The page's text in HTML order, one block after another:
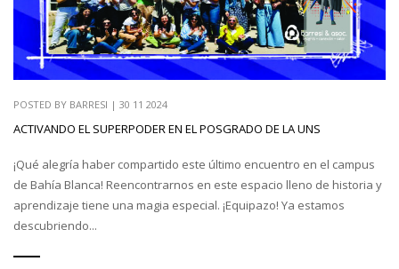
POSTED BY BARRESI | 30 11 2024
ACTIVANDO EL SUPERPODER EN EL POSGRADO DE LA UNS
¡Qué alegría haber compartido este último encuentro en el campus
de Bahía Blanca! Reencontrarnos en este espacio lleno de historia y
aprendizaje tiene una magia especial. ¡Equipazo! Ya estamos
descubriendo...